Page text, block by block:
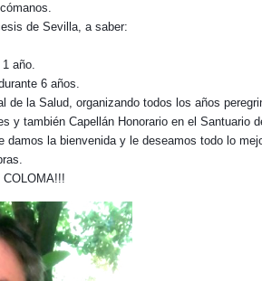
de Sevilla, a saber:
año.
6 años.
de la Salud, organizando todos los años
y también Capellán Honorario en el Santuario
damos la bienvenida y le deseamos todo lo
COLOMA!!!